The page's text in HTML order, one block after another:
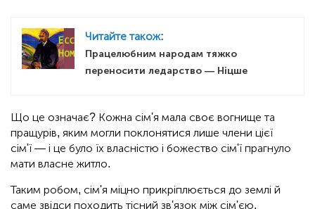
Читайте також:
Працелюбним народам тяжко
переносити ледарство — Ніцше
Що це означає? Кожна сім'я мала своє вогнище та
пращурів, яким могли поклонятися лише члени цієї
сім'ї — і це було їх власністю і божество сім'ї прагнуло
мати власне житло.
Таким робом, сім'я міцно прикріплюється до землі й
саме звідси походить тісний зв'язок між сім'єю,